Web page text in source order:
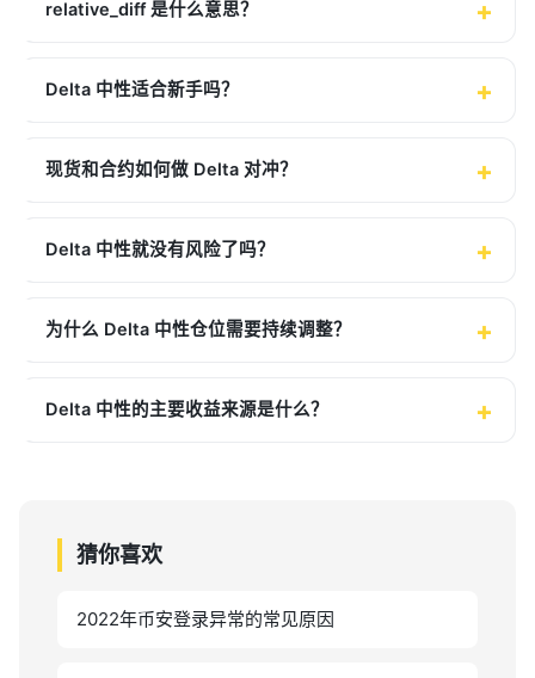
relative_diff 是什么意思？
Delta 中性适合新手吗？
现货和合约如何做 Delta 对冲？
Delta 中性就没有风险了吗？
为什么 Delta 中性仓位需要持续调整？
Delta 中性的主要收益来源是什么？
猜你喜欢
2022年币安登录异常的常见原因